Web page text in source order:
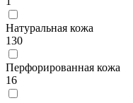
Натуральная кожа
130
Перфорированная кожа
16